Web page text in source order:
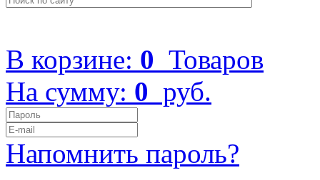
В корзине: 0 Товаров
На сумму: 0 руб.
Напомнить пароль?